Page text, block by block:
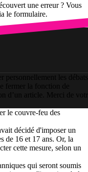
une erreur ? Vous
le formulaire.
personnellement les débats
fermer la fonction de
d’un article. Merci de
le couvre-feu des
décidé d'imposer un
de 16 et 17 ans. Or, la
cette mesure, selon un
qui seront soumis